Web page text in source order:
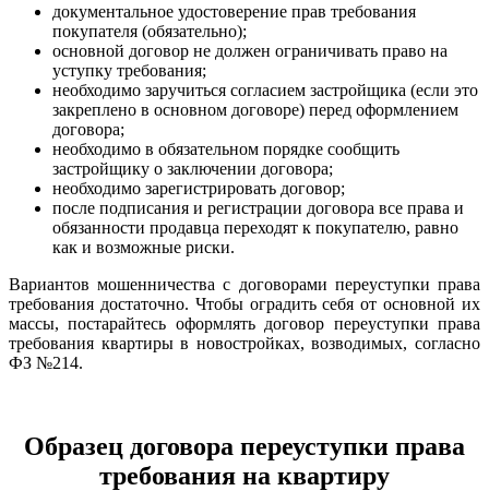
документальное удостоверение прав требования
покупателя (обязательно);
основной договор не должен ограничивать право на
уступку требования;
необходимо заручиться согласием застройщика (если это
закреплено в основном договоре) перед оформлением
договора;
необходимо в обязательном порядке сообщить
застройщику о заключении договора;
необходимо зарегистрировать договор;
после подписания и регистрации договора все права и
обязанности продавца переходят к покупателю, равно
как и возможные риски.
Вариантов мошенничества с договорами переуступки права
требования достаточно. Чтобы оградить себя от основной их
массы, постарайтесь оформлять договор переуступки права
требования квартиры в новостройках, возводимых, согласно
ФЗ №214.
Образец договора переуступки права
требования на квартиру